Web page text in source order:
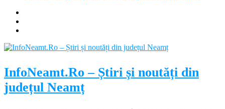
InfoNeamt.Ro – Știri și noutăți din
județul Neamț